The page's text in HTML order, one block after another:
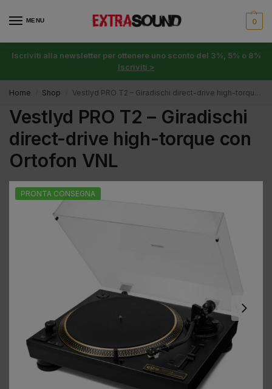
MENU 0
Iscriviti alla newsletter per ottenere uno sconto del 3%, 5% o 8%
Iscriviti >
Home Shop Vestlyd PRO T2 – Giradischi direct-drive high-torque con Ortofon VNL
Vestlyd PRO T2 – Giradischi
direct-drive high-torque con
Ortofon VNL
PRONTA CONSEGNA